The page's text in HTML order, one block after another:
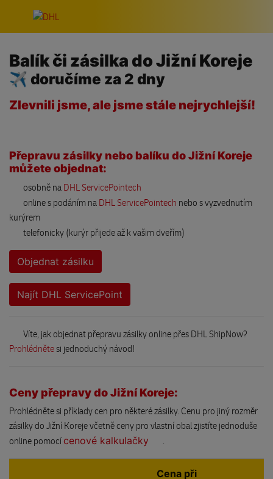
Přeskočit navigaci
Balík či zásilka do Jižní Koreje
✈ doručíme za 2 dny
Zlevnili jsme, ale jsme stále nejrychlejší!
Přepravu zásilky nebo balíku do Jižní Koreje
můžete objednat:
osobně na DHL ServicePointech
online s podáním na DHL ServicePointech nebo s vyzvednutím
kurýrem
telefonicky (kurýr přijede až k vašim dveřím)
Objednat zásilku
Najít DHL ServicePoint
Víte, jak objednat přepravu zásilky online přes DHL ShipNow?
Prohlédnětesi jednoduchý návod!
Ceny přepravy do Jižní Koreje:
Prohlédněte si příklady cen pro některé zásilky. Cenu pro jiný rozměr
zásilky do Jižní Koreje včetně ceny pro vlastní obal zjistíte jednoduše
online pomocí cenové kalkulačky .
Cena při